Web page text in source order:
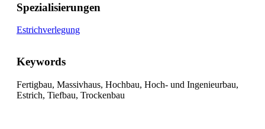
Spezialisierungen
Estrichverlegung
Keywords
Fertigbau, Massivhaus, Hochbau, Hoch- und Ingenieurbau,
Estrich, Tiefbau, Trockenbau